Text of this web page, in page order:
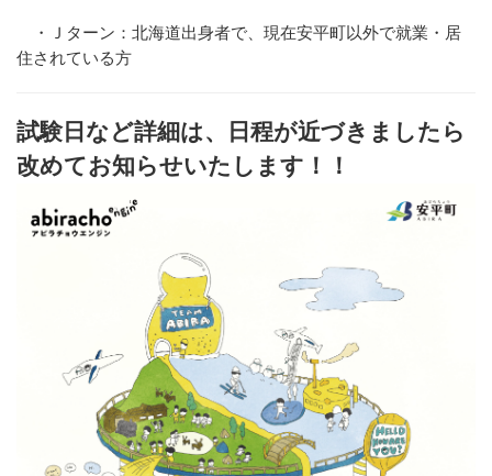
・Ｊターン：北海道出身者で、現在安平町以外で就業・居
住されている方
試験日など詳細は、日程が近づきましたら
改めてお知らせいたします！！